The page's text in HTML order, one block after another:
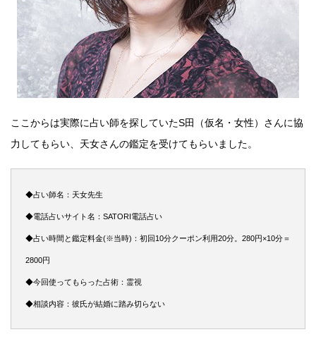
ここからは実際に占い師を探していたS田（仮名・女性）さんに協
力してもらい、天女さんの鑑定を受けてもらいました。
◆占い師名：天女先生
◆電話占いサイト名：SATORI電話占い
◆占い時間と鑑定料金(※当時)：初回10分クーポン利用20分。280円×10分＝
2800円
◆今回使ってもらった占術：霊視
◆相談内容：彼氏が結婚に踏み切らない